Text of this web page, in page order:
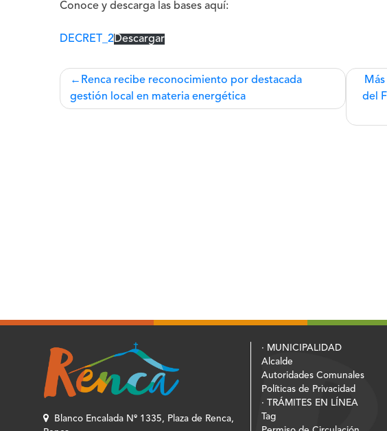
Conoce y descarga las bases aquí:
DECRET_2Descargar
Navegación
de
Renca recibe reconocimiento por destacada
gestión local en materia energética
del
Blanco Encalada Nº 1335, Plaza de Renca,
· MUNICIPALIDAD
Alcalde
Autoridades Comunales
Políticas de Privacidad
· TRÁMITES EN LÍNEA
Tag